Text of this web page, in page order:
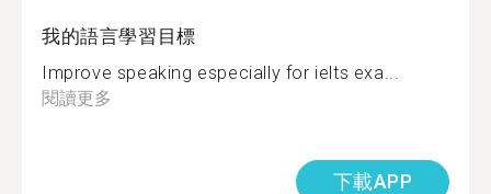
我的語言學習目標
Improve speaking especially for ielts exa...
閱讀更多
下載APP